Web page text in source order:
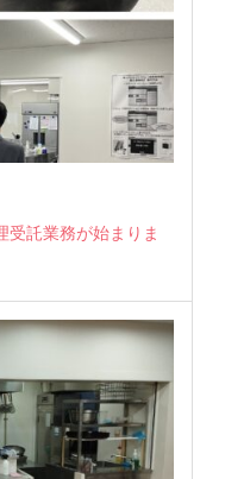
受託業務が始まりま